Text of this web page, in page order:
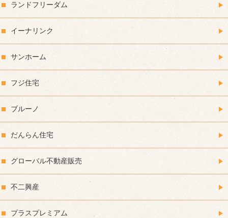
ランドフリーダム
イーナリンク
サンホーム
フジ住宅
ブルーノ
だんらん住宅
グローバル不動産販売
不二興産
プラスプレミアム